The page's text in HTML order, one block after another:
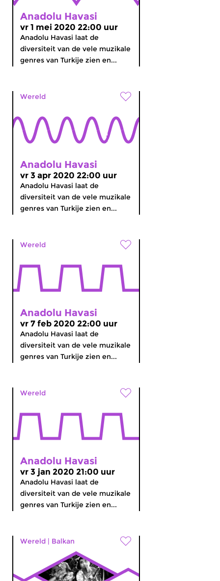
Anadolu Havasi
vr 1 mei 2020 22:00 uur
Anadolu Havasi laat de
diversiteit van de vele muzikale
genres van Turkije zien en...
Wereld
Anadolu Havasi
vr 3 apr 2020 22:00 uur
Anadolu Havasi laat de
diversiteit van de vele muzikale
genres van Turkije zien en...
Wereld
Anadolu Havasi
vr 7 feb 2020 22:00 uur
Anadolu Havasi laat de
diversiteit van de vele muzikale
genres van Turkije zien en...
Wereld
Anadolu Havasi
vr 3 jan 2020 21:00 uur
Anadolu Havasi laat de
diversiteit van de vele muzikale
genres van Turkije zien en...
Wereld | Balkan